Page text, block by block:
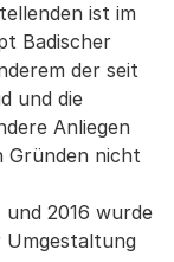
ist im
Badischer
der seit
und die
Anliegen
Gründen nicht
2016 wurde
Umgestaltung